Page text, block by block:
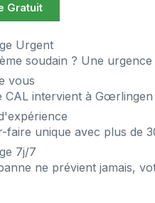
Gratuit
Urgent
soudain ? Une
vous
CAL intervient à
faire unique avec plus de
7j/7
ne prévient jamais,